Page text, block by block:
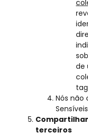
de
Nós não
terceiros